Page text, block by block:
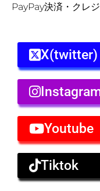
PayPay決済・クレ
X(twitter)
Youtube
Tiktok